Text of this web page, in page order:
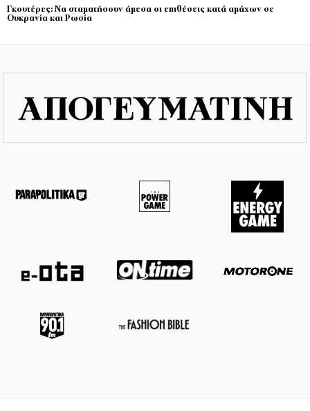
Γκουτέρες: Να σταματήσουν άμεσα οι επιθέσεις κατά αμάχων σε
Ουκρανία και Ρωσία